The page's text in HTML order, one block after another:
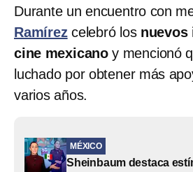
Durante un encuentro con
Ramírez celebró los nuevos
cine mexicano y mencionó
luchado por obtener más
varios años.
MÉXICO
Sheinbaum destaca